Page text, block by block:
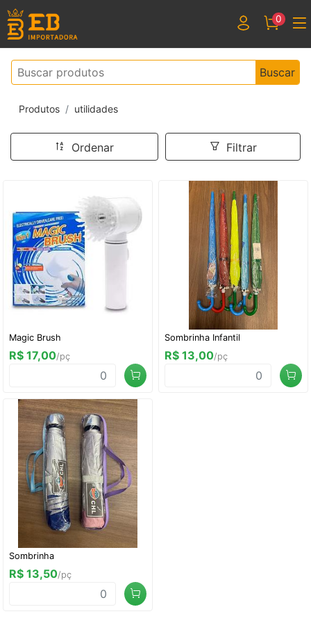
0
Buscar
Produtos utilidades
Ordenar Filtrar
Magic Brush
R$ 17,00/pç
Sombrinha Infantil
R$ 13,00/pç
Sombrinha
R$ 13,50/pç